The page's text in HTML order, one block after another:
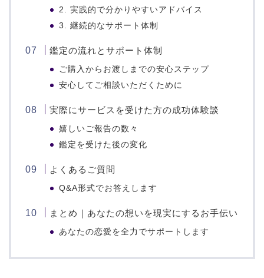
2. 実践的で分かりやすいアドバイス
3. 継続的なサポート体制
鑑定の流れとサポート体制
ご購入からお渡しまでの安心ステップ
安心してご相談いただくために
実際にサービスを受けた方の成功体験談
嬉しいご報告の数々
鑑定を受けた後の変化
よくあるご質問
Q&A形式でお答えします
まとめ｜あなたの想いを現実にするお手伝い
あなたの恋愛を全力でサポートします